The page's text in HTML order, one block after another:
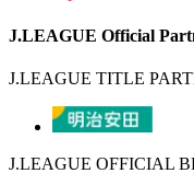
J.LEAGUE Official
J.LEAGUE TITLE
J.LEAGUE OFFICIAL